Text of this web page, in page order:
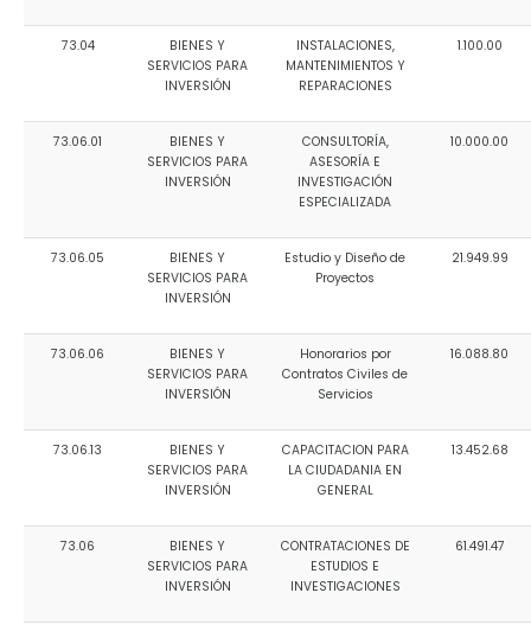
73.04
BIENES Y
SERVICIOS PARA
INVERSIÓN
INSTALACIONES,
MANTENIMIENTOS Y
REPARACIONES
1.100.00
73.06.01
BIENES Y
SERVICIOS PARA
INVERSIÓN
CONSULTORÍA,
ASESORÍA E
INVESTIGACIÓN
ESPECIALIZADA
10.000.00
73.06.05
BIENES Y
SERVICIOS PARA
INVERSIÓN
Estudio y Diseño de
Proyectos
21.949.99
73.06.06
BIENES Y
SERVICIOS PARA
INVERSIÓN
Honorarios por
Contratos Civiles de
Servicios
16.088.80
73.06.13
BIENES Y
SERVICIOS PARA
INVERSIÓN
CAPACITACION PARA
LA CIUDADANIA EN
GENERAL
13.452.68
73.06
BIENES Y
SERVICIOS PARA
INVERSIÓN
CONTRATACIONES DE
ESTUDIOS E
INVESTIGACIONES
61.491.47